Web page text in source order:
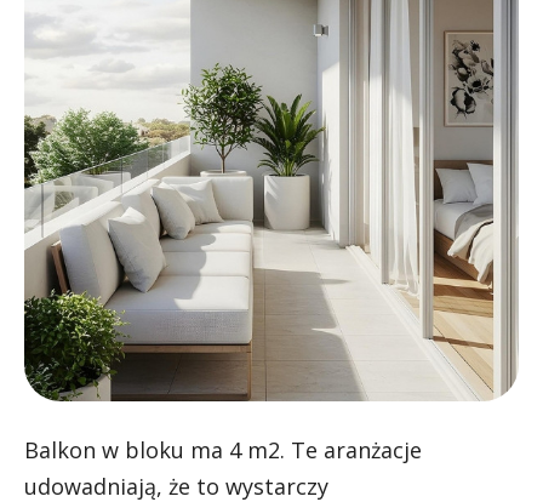
Balkon w bloku ma 4 m2. Te aranżacje
udowadniają, że to wystarczy